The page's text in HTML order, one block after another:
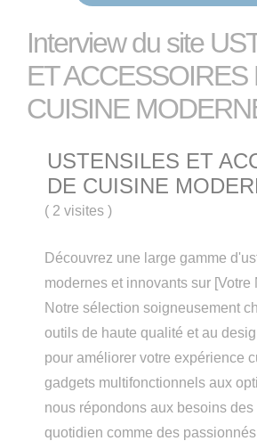
Interview du site
ET ACCESSOIRES
CUISINE
USTENSILES ET
DE CUISINE
( 2 visites)
Découvrez une large gamme
modernes et innovants sur [Votre
Notre sélection soigneusement
outils de haute qualité et au
pour améliorer votre expérience
gadgets multifonctionnels aux
nous répondons aux besoins
quotidien comme des